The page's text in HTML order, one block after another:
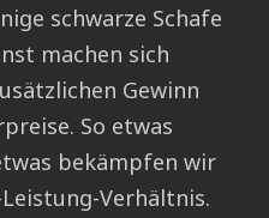
schwarze Schafe
machen sich
Gewinn
So etwas
bekämpfen wir
Verhältnis.